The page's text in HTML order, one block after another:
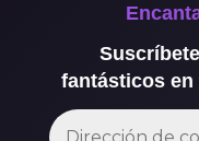
fantásticos